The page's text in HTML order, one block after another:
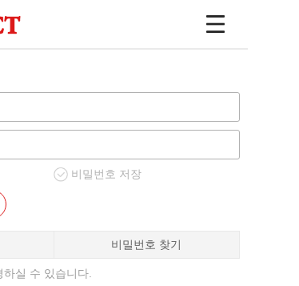
비밀번호 저장
비밀번호 찾기
실 수 있습니다.